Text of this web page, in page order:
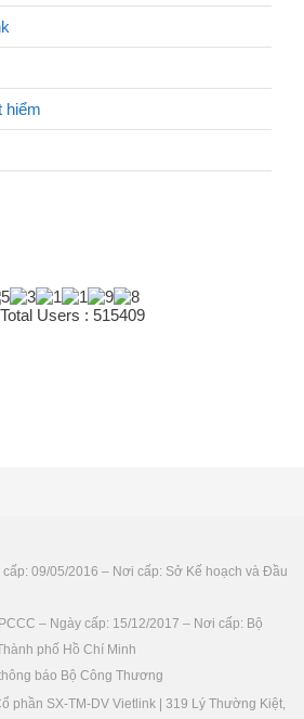
hiểm
Total Users : 515409
09/05/2016 – Nơi cấp: Sở Kế hoạch và Đầu
– Ngày cấp: 15/12/2017 – Nơi cấp: Bộ
phố Hồ Chí Minh
phần SX-TM-DV Vietlink | 319 Lý Thường Kiệt,